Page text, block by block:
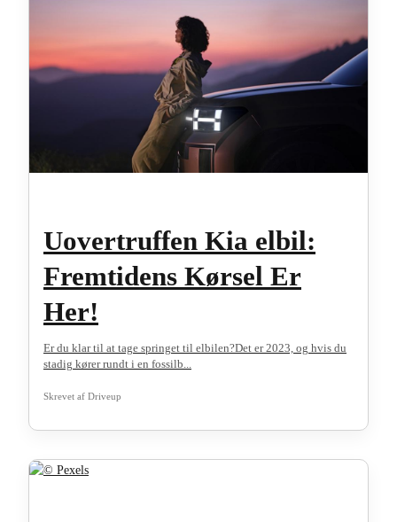
Uovertruffen Kia elbil:
Fremtidens Kørsel Er
Her!
Er du klar til at tage springet til elbilen?Det er 2023, og hvis du
stadig kører rundt i en fossilb...
Skrevet af Driveup